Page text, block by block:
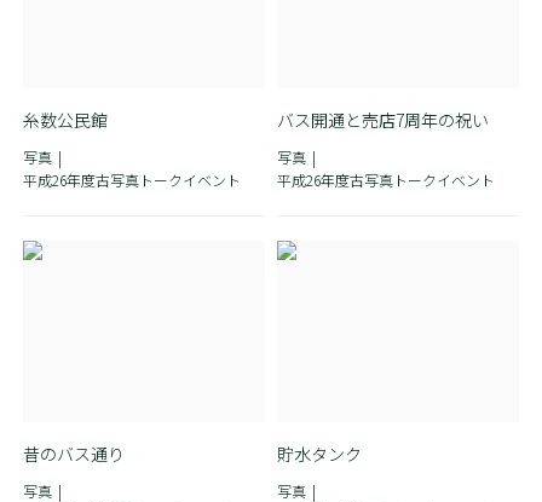
糸数公民館
写真
平成26年度古写真トークイベント
バス開通と売店7周年の祝い
写真
平成26年度古写真トークイベント
昔のバス通り
写真
貯水タンク
写真